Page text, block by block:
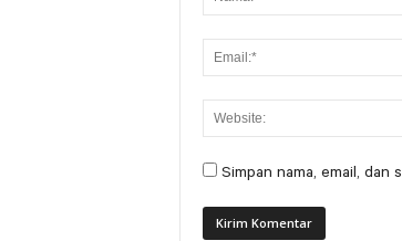
Simpan nama, email, dan